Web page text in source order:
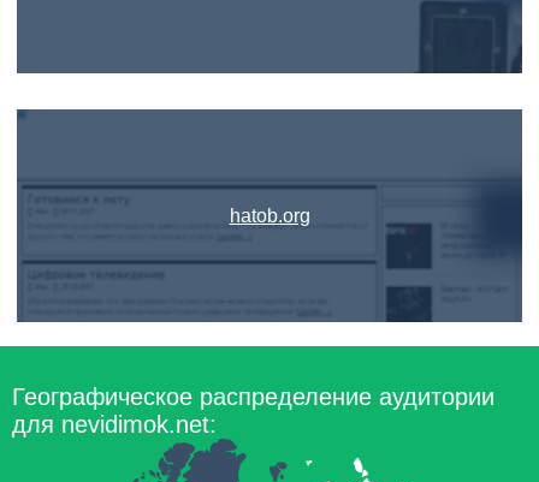
hatob.org
Географическое распределение аудитории
для nevidimok.net: